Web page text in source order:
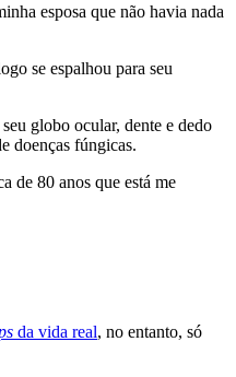
esposa que não havia nada
se espalhou para seu
globo ocular, dente e dedo
doenças fúngicas.
de 80 anos que está me
da vida real, no entanto, só